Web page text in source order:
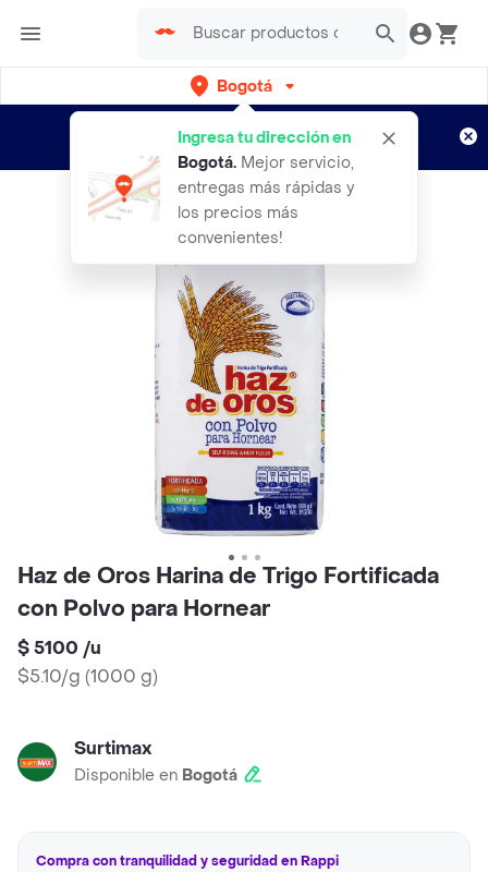
Bogotá
Ingresa tu dirección en
Bogotá. Mejor servicio,
entregas más rápidas y
los precios más
convenientes!
envíos gratis por semanas
Aplican TyC
Haz de Oros Harina de Trigo Fortificada
con Polvo para Hornear
$ 5100 /u
$5.10/g (1000 g)
Surtimax
Disponible en Bogotá
Compra con tranquilidad y seguridad en Rappi